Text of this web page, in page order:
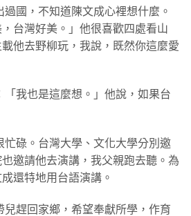
國，不知道陳文成心裡想什麼。
台灣好美。」他很喜歡四處看山
他去野柳玩，我說，既然你這麼愛
我也是這麼想。」他說，如果台
碌。台灣大學、文化大學分別邀
邀請他去演講，我父親跑去聽。為
還特地用台語演講。
趕回家鄉，希望奉獻所學，作育